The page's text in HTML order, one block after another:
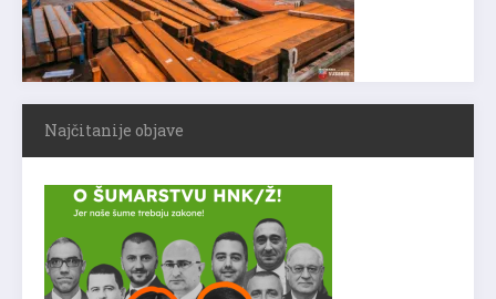
Najčitanije objave